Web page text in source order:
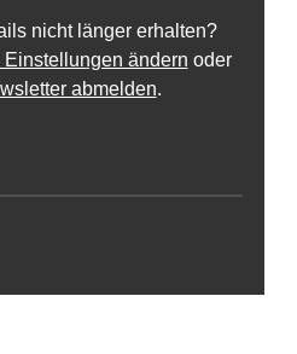
nicht länger erhalten?
Einstellungen ändern oder
abmelden.